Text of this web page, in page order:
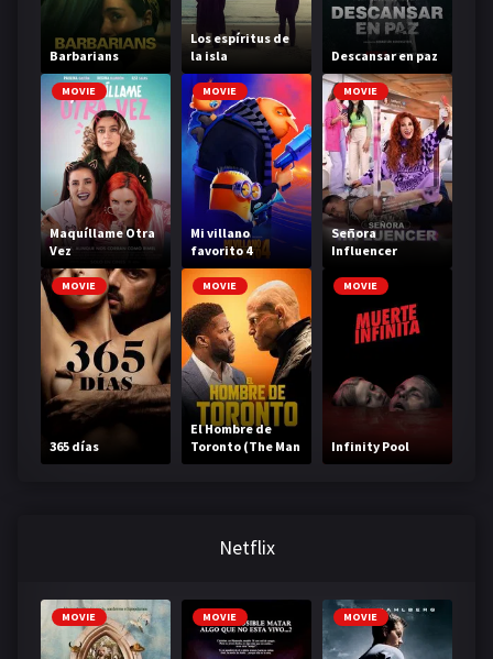
Barbarians
Los espíritus de
la isla
Descansar en paz
MOVIE
Maquíllame Otra
Vez
MOVIE
Mi villano
favorito 4
MOVIE
Señora
Influencer
MOVIE
365 días
MOVIE
El Hombre de
Toronto (The Man
from Toronto)
MOVIE
Infinity Pool
Netflix
MOVIE MOVIE MOVIE